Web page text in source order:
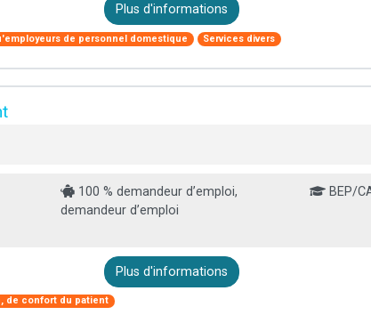
Plus d'informations
de personnel domestique Services divers
100 % demandeur d’emploi,
demandeur d’emploi
BEP/
Plus d'informations
de confort du patient